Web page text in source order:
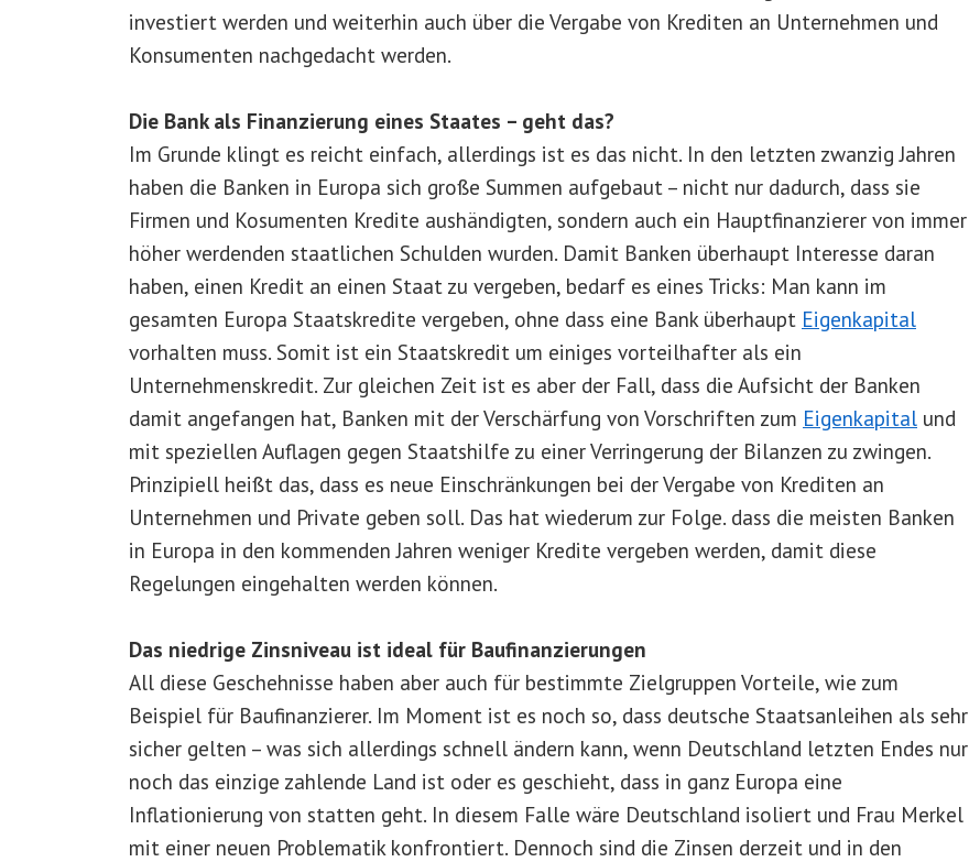
investiert werden und weiterhin auch über die Vergabe von Krediten an Unternehmen und
Konsumenten nachgedacht werden.
Die Bank als Finanzierung eines Staates – geht das?
Im Grunde klingt es reicht einfach, allerdings ist es das nicht. In den letzten zwanzig Jahren
haben die Banken in Europa sich große Summen aufgebaut – nicht nur dadurch, dass sie
Firmen und Kosumenten Kredite aushändigten, sondern auch ein Hauptfinanzierer von immer
höher werdenden staatlichen Schulden wurden. Damit Banken überhaupt Interesse daran
haben, einen Kredit an einen Staat zu vergeben, bedarf es eines Tricks: Man kann im
gesamten Europa Staatskredite vergeben, ohne dass eine Bank überhaupt Eigenkapital
vorhalten muss. Somit ist ein Staatskredit um einiges vorteilhafter als ein
Unternehmenskredit. Zur gleichen Zeit ist es aber der Fall, dass die Aufsicht der Banken
damit angefangen hat, Banken mit der Verschärfung von Vorschriften zum Eigenkapital und
mit speziellen Auflagen gegen Staatshilfe zu einer Verringerung der Bilanzen zu zwingen.
Prinzipiell heißt das, dass es neue Einschränkungen bei der Vergabe von Krediten an
Unternehmen und Private geben soll. Das hat wiederum zur Folge. dass die meisten Banken
in Europa in den kommenden Jahren weniger Kredite vergeben werden, damit diese
Regelungen eingehalten werden können.
Das niedrige Zinsniveau ist ideal für Baufinanzierungen
All diese Geschehnisse haben aber auch für bestimmte Zielgruppen Vorteile, wie zum
Beispiel für Baufinanzierer. Im Moment ist es noch so, dass deutsche Staatsanleihen als sehr
sicher gelten – was sich allerdings schnell ändern kann, wenn Deutschland letzten Endes nur
noch das einzige zahlende Land ist oder es geschieht, dass in ganz Europa eine
Inflationierung von statten geht. In diesem Falle wäre Deutschland isoliert und Frau Merkel
mit einer neuen Problematik konfrontiert. Dennoch sind die Zinsen derzeit und in den